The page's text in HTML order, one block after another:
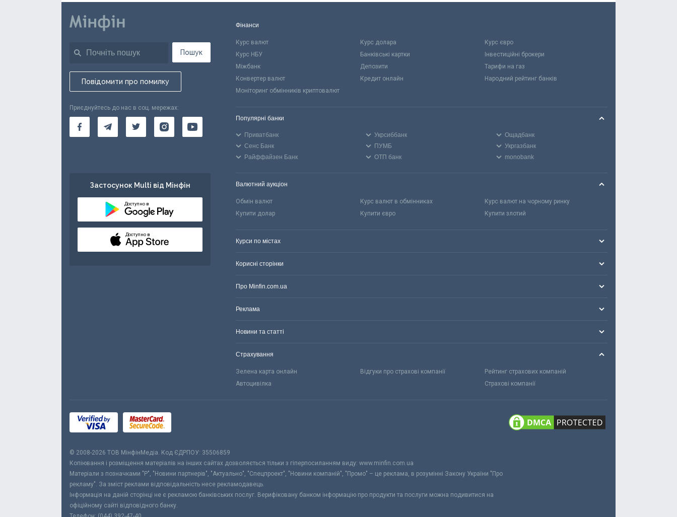
Пошук
Повідомити про помилку
Приєднуйтесь до нас в соц. мережах:
Застосунок Multi від Мінфін
Доступно в
Доступно в
Фінанси
Курс валют Курс долара
Курс євро
Курс НБУ
Банківські картки
Інвестиційні брокери
Міжбанк
Депозити
Тарифи на газ
Конвертер валют
Кредит онлайн
Народний рейтинг банків
Моніторинг обмінників криптовалют
Популярні банки
Приватбанк Укрсиббанк
Ощадбанк
Сенс Банк
ПУМБ
Укргазбанк
Райффайзен Банк
ОТП банк monobank
Валютний аукціон
Обмін валют Курс валют в обмінниках
Курс валют на чорному ринку
Купити долар
Купити євро Купити злотий
Курси по містах
Корисні сторінки
Про Minfin.com.ua
Реклама
Новини та статті
Страхування
Зелена карта онлайн Відгуки про страхові компанії
Рейтинг страхових компаній
Автоцивілка
Страхові компанії
© 2008-2026 ТОВ МiнфiнМедiа. Код ЄДРПОУ: 35506859
Копіювання і розміщення матеріалів на інших сайтах дозволяється тільки з гіперпосиланням виду: www.minfin.com.ua
Матеріали з позначками "Р", "Новини партнерів", "Актуально", "Спецпроект", "Новини компаній", "Промо" – це реклама, в розумінні Закону України "Про
рекламу". За зміст реклами відповідальність несе рекламодавець.
Інформація на даній сторінці не є рекламою банківських послуг. Верифіковану банком інформацію про продукти та послуги можна подивитися на
офіційному сайті відповідного банку.